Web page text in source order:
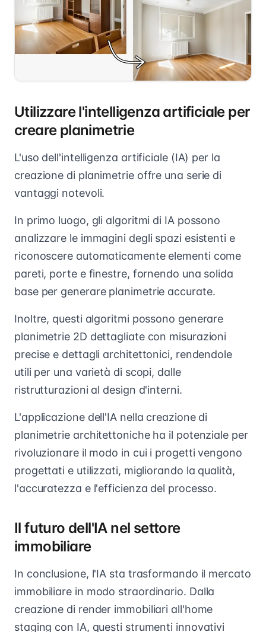
Utilizzare l'intelligenza artificiale per
creare planimetrie
L'uso dell'intelligenza artificiale (IA) per la
creazione di planimetrie offre una serie di
vantaggi notevoli.
In primo luogo, gli algoritmi di IA possono
analizzare le immagini degli spazi esistenti e
riconoscere automaticamente elementi come
pareti, porte e finestre, fornendo una solida
base per generare planimetrie accurate.
Inoltre, questi algoritmi possono generare
planimetrie 2D dettagliate con misurazioni
precise e dettagli architettonici, rendendole
utili per una varietà di scopi, dalle
ristrutturazioni al design d'interni.
L'applicazione dell'IA nella creazione di
planimetrie architettoniche ha il potenziale per
rivoluzionare il modo in cui i progetti vengono
progettati e utilizzati, migliorando la qualità,
l'accuratezza e l'efficienza del processo.
Il futuro dell'IA nel settore
immobiliare
In conclusione, l'IA sta trasformando il mercato
immobiliare in modo straordinario. Dalla
creazione di render immobiliari all'home
staging con IA, questi strumenti innovativi